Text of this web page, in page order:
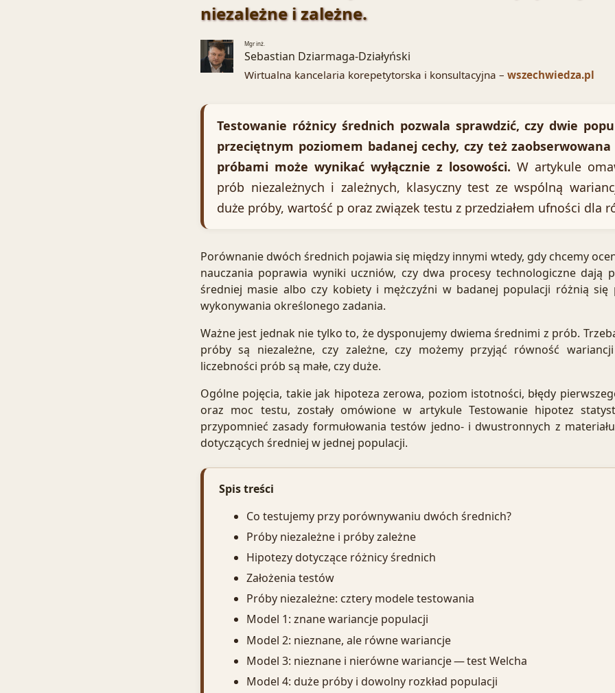
niezależne i zależne.
Mgr inż.
Sebastian Dziarmaga-Działyński
Wirtualna kancelaria korepetytorska i konsultacyjna – wszechwiedza.pl
Testowanie różnicy średnich pozwala sprawdzić, czy dwie
przeciętnym poziomem badanej cechy, czy też
próbami może wynikać wyłącznie z losowości. W artykule
prób niezależnych i zależnych, klasyczny test ze wspólną
duże próby, wartość p oraz związek testu z przedziałem ufności dla
Porównanie dwóch średnich pojawia się między innymi wtedy, gdy chcemy
nauczania poprawia wyniki uczniów, czy dwa procesy technologiczne dają
średniej masie albo czy kobiety i mężczyźni w badanej populacji różnią się
wykonywania określonego zadania.
Ważne jest jednak nie tylko to, że dysponujemy dwiema średnimi z prób.
próby są niezależne, czy zależne, czy możemy przyjąć równość
liczebności prób są małe, czy duże.
Ogólne pojęcia, takie jak hipoteza zerowa, poziom istotności, błędy
oraz moc testu, zostały omówione w artykule Testowanie hipotez
przypomnieć zasady formułowania testów jedno- i dwustronnych z
dotyczących średniej w jednej populacji.
Spis treści
Co testujemy przy porównywaniu dwóch średnich?
Próby niezależne i próby zależne
Hipotezy dotyczące różnicy średnich
Założenia testów
Próby niezależne: cztery modele testowania
Model 1: znane wariancje populacji
Model 2: nieznane, ale równe wariancje
Model 3: nieznane i nierówne wariancje — test Welcha
Model 4: duże próby i dowolny rozkład populacji